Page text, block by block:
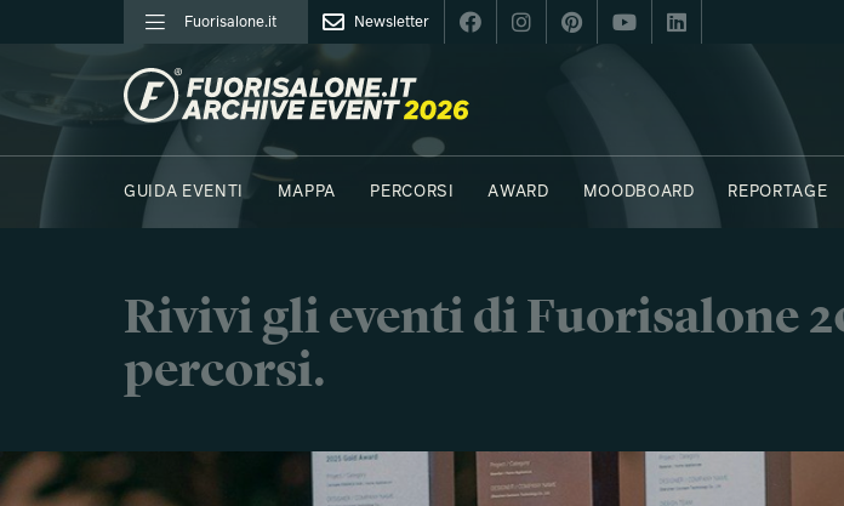
Fuorisalone.it Newsletter
FUORISALONE.IT
GUIDA EVENTI
MAPPA PERCORSI AWARD MOODBOARD REPORTAGE
Rivivi gli eventi di Fuorisalone
percorsi.